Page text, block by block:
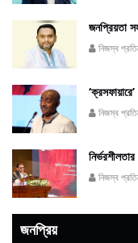
জনপ্রিয়তা
নিজস্ব
নিজস্ব
নিজস্ব
জনপ্রিয়